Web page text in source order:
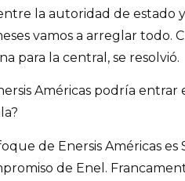
la autoridad de estado
vamos a arreglar todo.
para la central, se resolvió.
Américas podría entrar
de Enersis Américas
de Enel.